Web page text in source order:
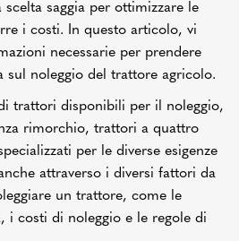
saggia per ottimizzare le
i costi. In questo articolo, vi
necessarie per prendere
sul noleggio del trattore agricolo.
trattori disponibili per il noleggio,
rimorchio, trattori a quattro
per le diverse esigenze
attraverso i diversi fattori da
un trattore, come le
i costi di noleggio e le regole di